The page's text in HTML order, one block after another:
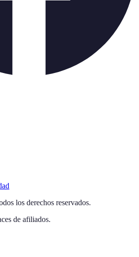
los derechos reservados.
de afiliados.